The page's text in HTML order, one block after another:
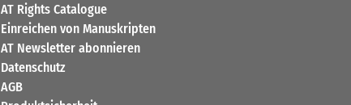
AT Rights Catalogue
Einreichen von Manuskripten
AT Newsletter abonnieren
Datenschutz
AGB